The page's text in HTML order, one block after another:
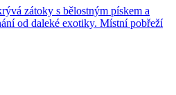
zátoky s bělostným pískem a
od daleké exotiky. Místní pobřeží